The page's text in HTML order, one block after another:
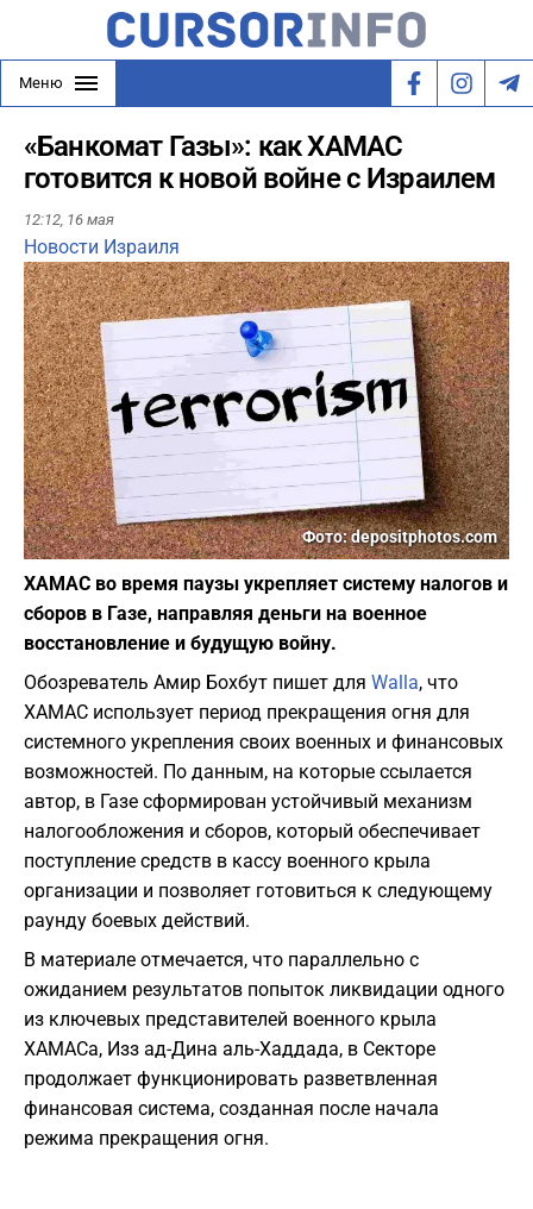
Меню
«Банкомат Газы»: как ХАМАС
готовится к новой войне с Израилем
12:12, 16 мая
Новости Израиля
Фото: depositphotos.com
ХАМАС во время паузы укрепляет систему налогов и
сборов в Газе, направляя деньги на военное
восстановление и будущую войну.
Обозреватель Амир Бохбут пишет для Walla, что
ХАМАС использует период прекращения огня для
системного укрепления своих военных и финансовых
возможностей. По данным, на которые ссылается
автор, в Газе сформирован устойчивый механизм
налогообложения и сборов, который обеспечивает
поступление средств в кассу военного крыла
организации и позволяет готовиться к следующему
раунду боевых действий.
В материале отмечается, что параллельно с
ожиданием результатов попыток ликвидации одного
из ключевых представителей военного крыла
ХАМАСа, Изз ад-Дина аль-Хаддада, в Секторе
продолжает функционировать разветвленная
финансовая система, созданная после начала
режима прекращения огня.